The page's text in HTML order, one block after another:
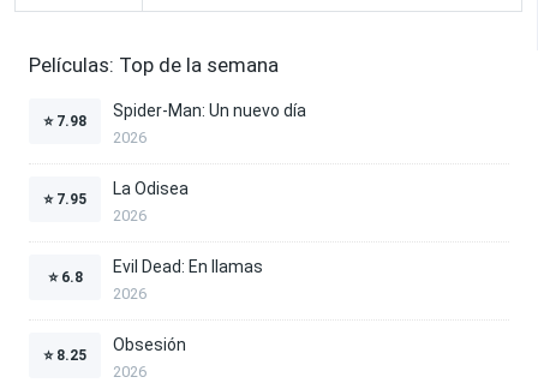
Películas: Top de la semana
⭐ 7.98
Spider-Man: Un nuevo día
2026
⭐ 7.95
La Odisea
2026
⭐ 6.8
Evil Dead: En llamas
2026
⭐ 8.25
Obsesión
2026